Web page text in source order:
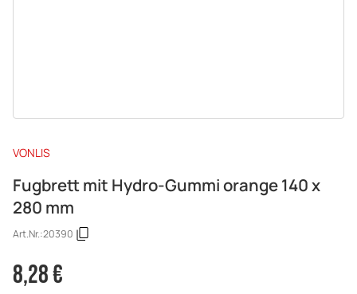
VONLIS
Fugbrett mit Hydro-Gummi orange 140 x
280 mm
Art.Nr.:20390
8,28 €